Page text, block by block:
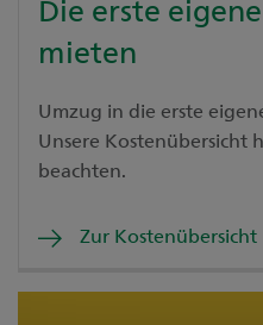
Die erste
mieten
Umzug in die erste
Unsere Kostenübersicht
beachten.
Zur Kostenübersicht